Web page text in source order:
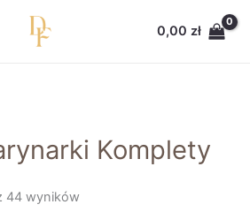
0,00zł
Komplety
44 wyników